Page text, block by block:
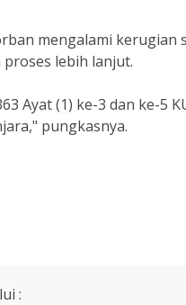
mengalami kerugian
lebih lanjut.
Ayat (1) ke-3 dan ke-5
pungkasnya.
: